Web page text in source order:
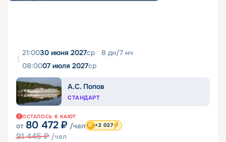
21:0030 июня 2027ср 8 дн/7 нч
08:0007 июля 2027ср
А.С. Попов
СТАНДАРТ
ОСТАЛОСЬ 6 КАЮТ
от 80 472 ₽ /чел
91 445₽ /чел
+2 027